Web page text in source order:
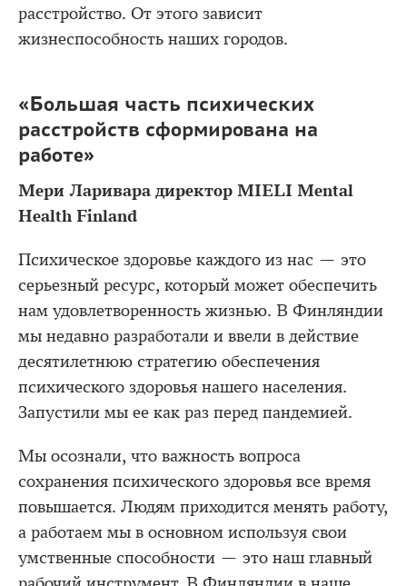
расстройство. От этого зависит
жизнеспособность наших городов.
«Большая часть психических
расстройств сформирована на
работе»
Мери Ларивара директор MIELI Mental
Health Finland
Психическое здоровье каждого из нас — это
серьезный ресурс, который может обеспечить
нам удовлетворенность жизнью. В Финляндии
мы недавно разработали и ввели в действие
десятилетнюю стратегию обеспечения
психического здоровья нашего населения.
Запустили мы ее как раз перед пандемией.
Мы осознали, что важность вопроса
сохранения психического здоровья все время
повышается. Людям приходится менять работу,
а работаем мы в основном используя свои
умственные способности — это наш главный